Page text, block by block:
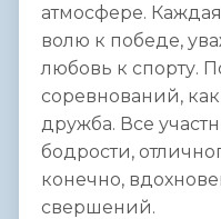
атмосфере.
волю к победе,
любовь к спорту.
соревнований,
дружба. Все
бодрости,
конечно,
свершений.